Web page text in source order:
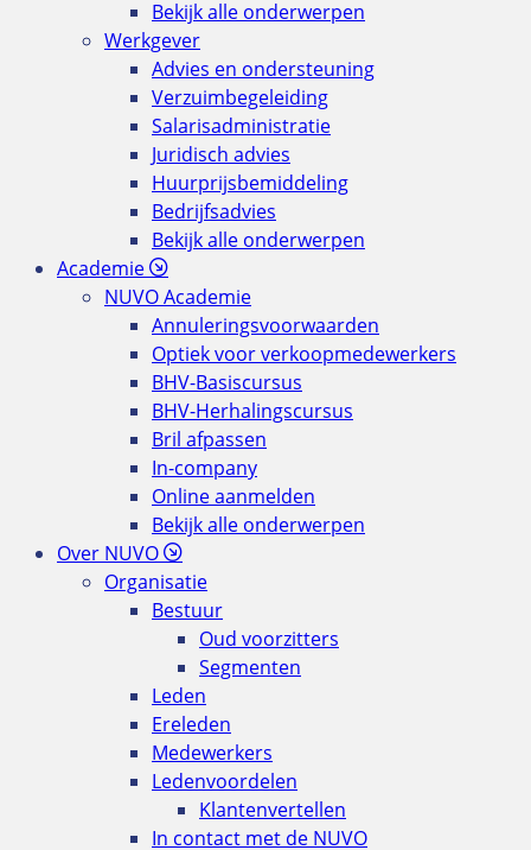
Bekijk alle onderwerpen
Werkgever
Advies en ondersteuning
Verzuimbegeleiding
Salarisadministratie
Juridisch advies
Huurprijsbemiddeling
Bedrijfsadvies
Bekijk alle onderwerpen
Academie
NUVO Academie
Annuleringsvoorwaarden
Optiek voor verkoopmedewerkers
BHV-Basiscursus
BHV-Herhalingscursus
Bril afpassen
In-company
Online aanmelden
Bekijk alle onderwerpen
Over NUVO
Organisatie
Bestuur
Oud voorzitters
Segmenten
Leden
Ereleden
Medewerkers
Ledenvoordelen
Klantenvertellen
In contact met de NUVO